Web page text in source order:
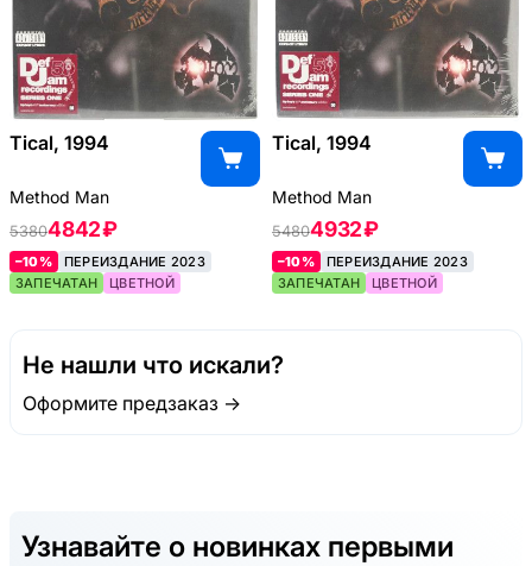
Tical, 1994
Method Man
53804842 ₽
–10%
ПЕРЕИЗДАНИЕ 2023
ЗАПЕЧАТАН
ЦВЕТНОЙ
Tical, 1994
Method Man
54804932 ₽
–10%
ПЕРЕИЗДАНИЕ 2023
ЗАПЕЧАТАН
ЦВЕТНОЙ
Не нашли что искали?
Оформите предзаказ →
Узнавайте о новинках первыми